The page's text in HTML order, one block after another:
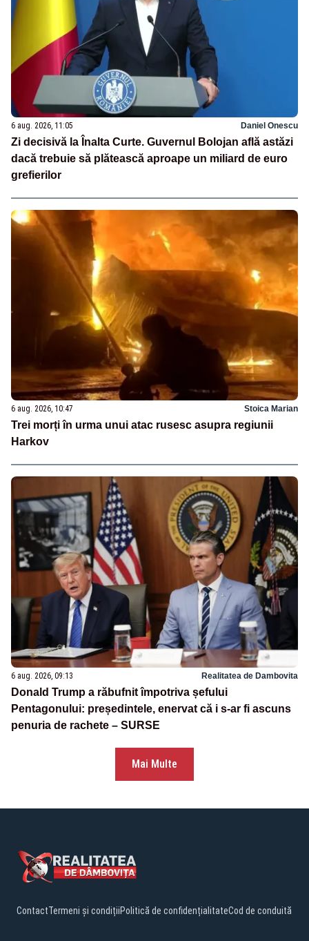
6 aug. 2026, 11:05 Daniel Onescu
Zi decisivă la Înalta Curte. Guvernul Bolojan află astăzi
dacă trebuie să plătească aproape un miliard de euro
grefierilor
6 aug. 2026, 10:47 Stoica Marian
Trei morți în urma unui atac rusesc asupra regiunii
Harkov
6 aug. 2026, 09:13 Realitatea de Dambovita
Donald Trump a răbufnit împotriva șefului
Pentagonului: președintele, enervat că i s-ar fi ascuns
penuria de rachete – SURSE
Mai Multe
ContactTermeni și condițiiPolitică de confidențialitateCod de conduită